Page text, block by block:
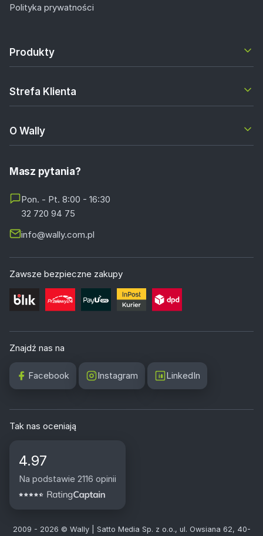
Polityka prywatności
Produkty
Strefa Klienta
O Wally
Masz pytania?
Pon. - Pt. 8:00 - 16:30
32 720 94 75
info@wally.com.pl
Zawsze bezpieczne zakupy
Znajdź nas na
Facebook Instagram LinkedIn
Tak nas oceniają
4.97
Na podstawie 2116 opinii
2009 - 2026 © Wally | Satto Media Sp. z o.o., ul. Owsiana 62, 40-